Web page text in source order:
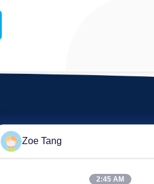
Zoe Tang
2:45 AM